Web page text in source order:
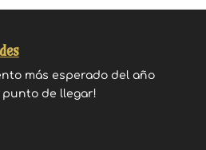
más esperado del año
punto de llegar!